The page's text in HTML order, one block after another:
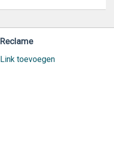
Reclame
Link toevoegen